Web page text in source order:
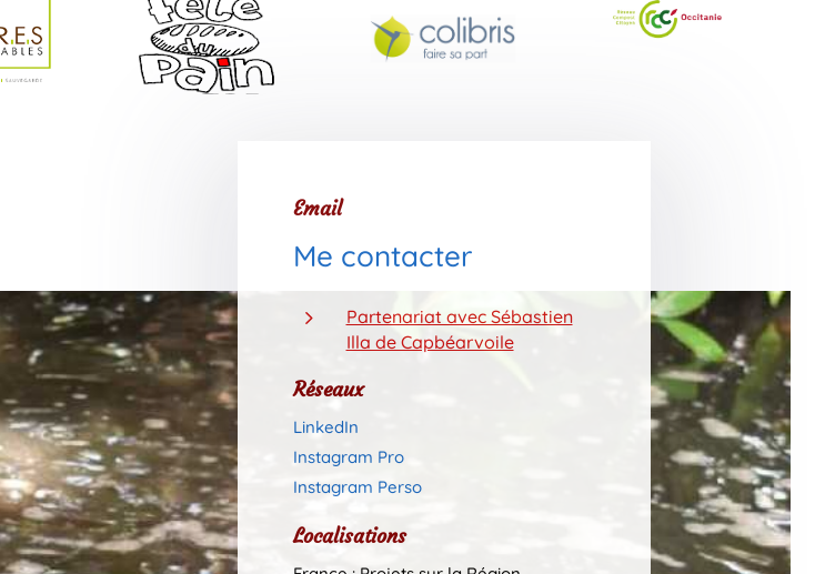
Email
Me contacter
5
Partenariat avec Sébastien
Illa de Capbéarvoile
Réseaux
LinkedIn
Instagram Pro
Instagram Perso
Localisations